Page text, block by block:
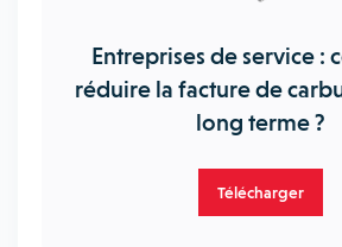
Entreprises de service :
réduire la facture de
long terme ?
Télécharger